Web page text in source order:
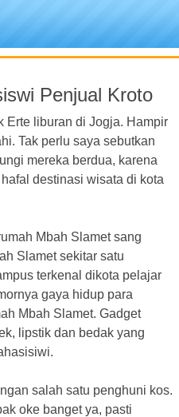
Penjual Kroto
Erte liburan di Jogja. Hampir
Tak perlu saya sebutkan
mereka berdua, karena
destinasi wisata di kota
Mbah Slamet sang
Slamet sekitar satu
terkenal dikota pelajar
gaya hidup para
Mbah Slamet. Gadget
lipstik dan bedak yang
salah satu penghuni kos.
oke banget ya, pasti